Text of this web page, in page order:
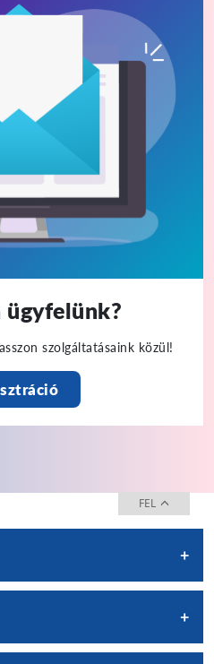
ügyfelünk?
szolgáltatásaink közül!
FEL